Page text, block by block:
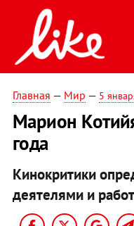
Главная — Мир — 5
Марион
года
Кинокритики
деятелями и